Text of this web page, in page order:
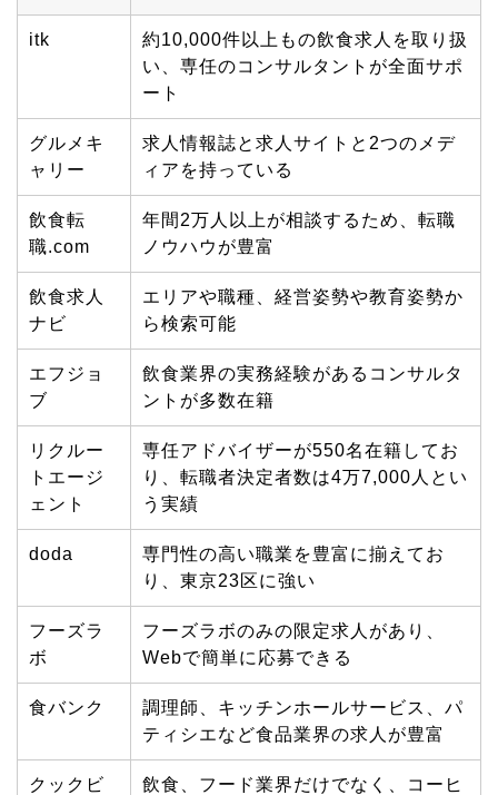
itk 約10,000件以上もの飲食求人を取り扱
い、専任のコンサルタントが全面サポ
ート
グルメキ
ャリー
求人情報誌と求人サイトと 2つのメデ
ィアを持っている
飲食転
職.com
年間 2万人以上が相談するため、転職
ノウハウが豊富
飲食求人
ナビ
エリアや職種、経営姿勢や教育姿勢か
ら検索可能
エフジョ
ブ
飲食業界の実務経験があるコンサルタ
ントが多数在籍
リクルー
トエージ
ェント
専任アドバイザーが550名在籍してお
り、転職者決定者数は4万7,000 人とい
う実績
doda
専門性の高い職業を豊富に揃えてお
り、東京23区に強い
フーズラ
ボ
フーズラボのみの限定求人があり、
Webで簡単に応募できる
食バンク
調理師、キッチンホールサービス、パ
ティシエなど食品業界の求人が豊富
クックビ
飲食、フード業界だけでなく、コーヒ